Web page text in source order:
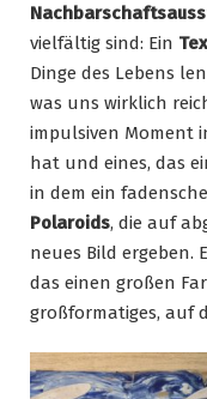
vielfältig sind: Ein
Dinge des Lebens
was uns wirklich
impulsiven Moment
hat und eines, das
in dem ein
Polaroids, die auf
neues Bild ergeben.
das einen großen
großformatiges, auf